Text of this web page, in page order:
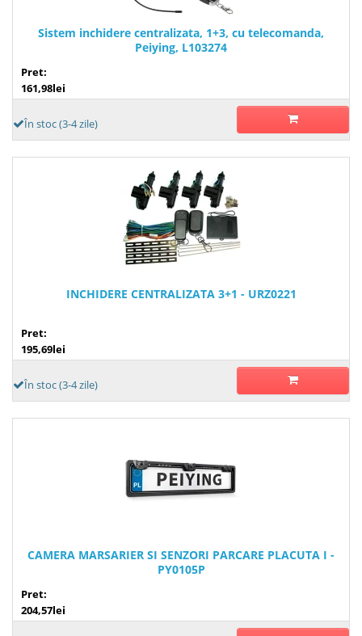
Sistem inchidere centralizata, 1+3, cu telecomanda,
Peiying, L103274
Pret:
161,98lei
În stoc (3-4 zile)
INCHIDERE CENTRALIZATA 3+1 - URZ0221
Pret:
195,69lei
În stoc (3-4 zile)
CAMERA MARSARIER SI SENZORI PARCARE PLACUTA I -
PY0105P
Pret:
204,57lei